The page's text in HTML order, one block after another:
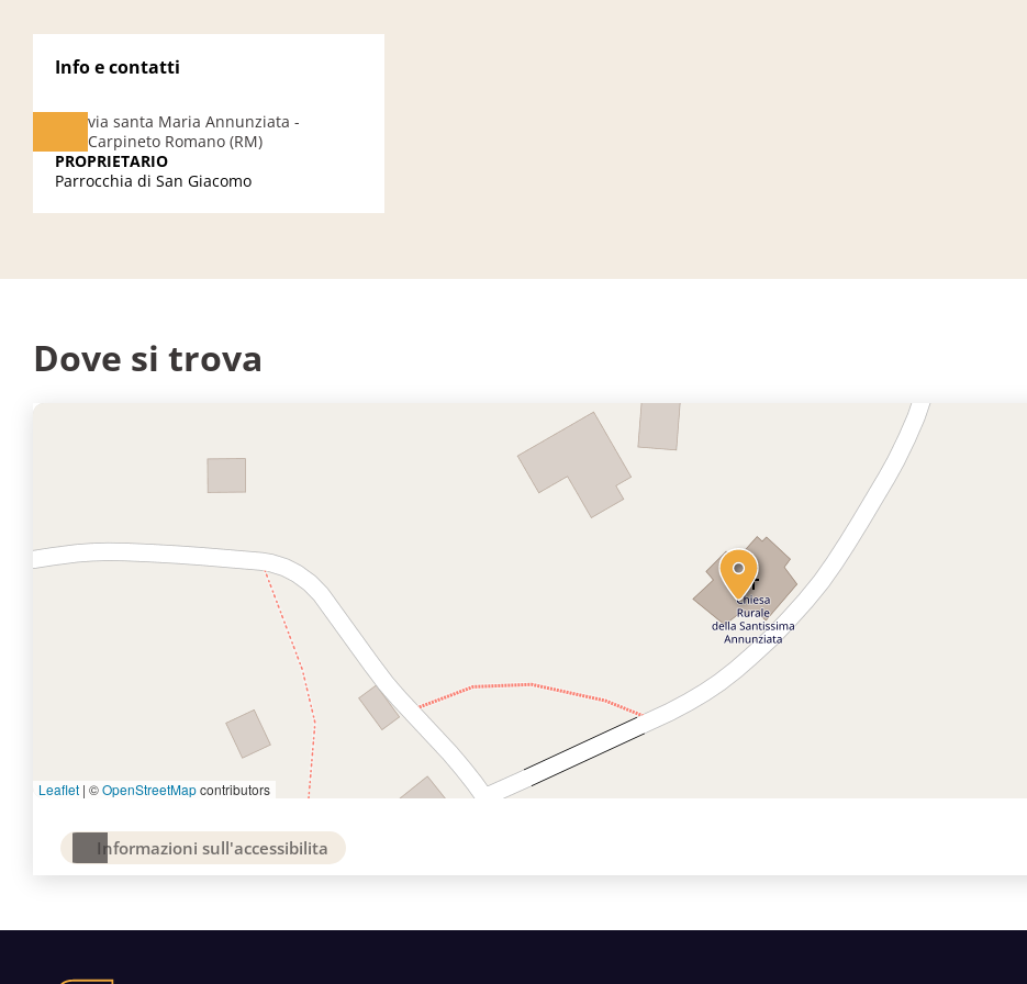
Info e contatti
via santa Maria Annunziata -
Carpineto Romano (RM)
PROPRIETARIO
Parrocchia di San Giacomo
Dove si trova
Leaflet | ©OpenStreetMapcontributors
Informazioni sull'accessibilita